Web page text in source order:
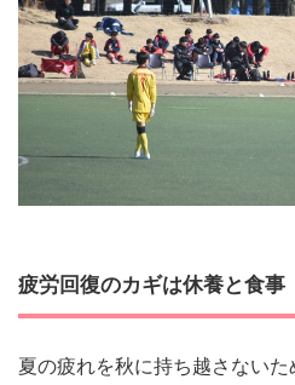
疲労回復のカギは休養と食事
夏の疲れを秋に持ち越さない